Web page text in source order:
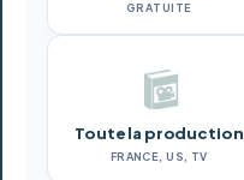
GRATUITE
Toute la production
FRANCE, US, TV